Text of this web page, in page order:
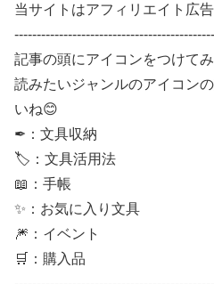
当サイトはアフィリエイト広
記事の頭にアイコンをつけてみ
読みたいジャンルのアイコン
いね😊
✒：文具収納
🏷：文具活用法
📖：手帳
✨：お気に入り文具
🎆：イベント
🛒：購入品